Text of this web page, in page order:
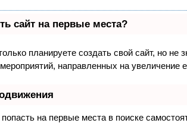
сайт на первые места?
планируете создать свой сайт, но не
направленных на увеличение
на первые места в поиске